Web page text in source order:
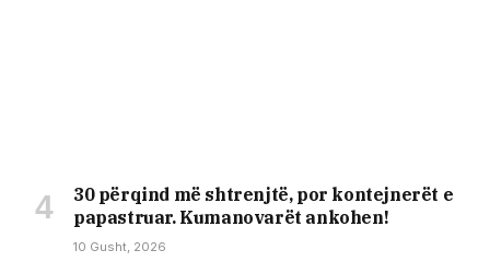
30 përqind më shtrenjtë, por kontejnerët e
papastruar. Kumanovarët ankohen!
10 Gusht, 2026